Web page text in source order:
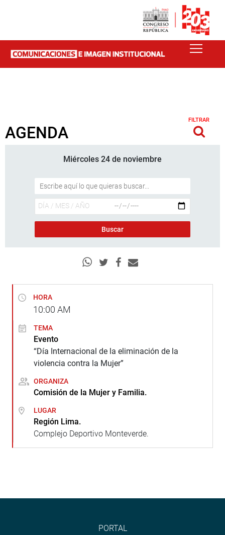
AGENDA
FILTRAR
Miércoles 24 de noviembre
HORA
10:00 AM
TEMA
Evento
“Día Internacional de la eliminación de la
violencia contra la Mujer”
ORGANIZA
Comisión de la Mujer y Familia.
LUGAR
Región Lima.
Complejo Deportivo Monteverde.
PORTAL